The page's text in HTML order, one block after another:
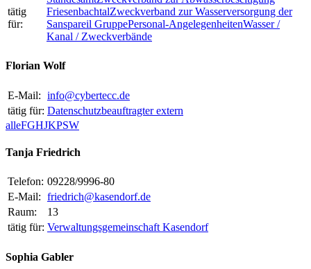
tätig
für:
FriesenbachtalZweckverband zur Wasserversorgung der
Sanspareil GruppePersonal-AngelegenheitenWasser /
Kanal / Zweckverbände
Florian Wolf
E-Mail: info@cybertecc.de
tätig für: Datenschutzbeauftragter extern
alleFGHJKPSW
Tanja Friedrich
Telefon: 09228/9996-80
E-Mail: friedrich@kasendorf.de
Raum:
13
tätig für: Verwaltungsgemeinschaft Kasendorf
Sophia Gabler